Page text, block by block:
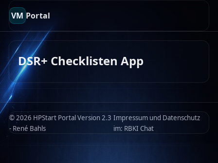
VM Portal
DSR+ Checklisten App
© 2026 HPStart Portal Version 2.3
- René Bahls
Impressum und Datenschutz
im: RBKI Chat